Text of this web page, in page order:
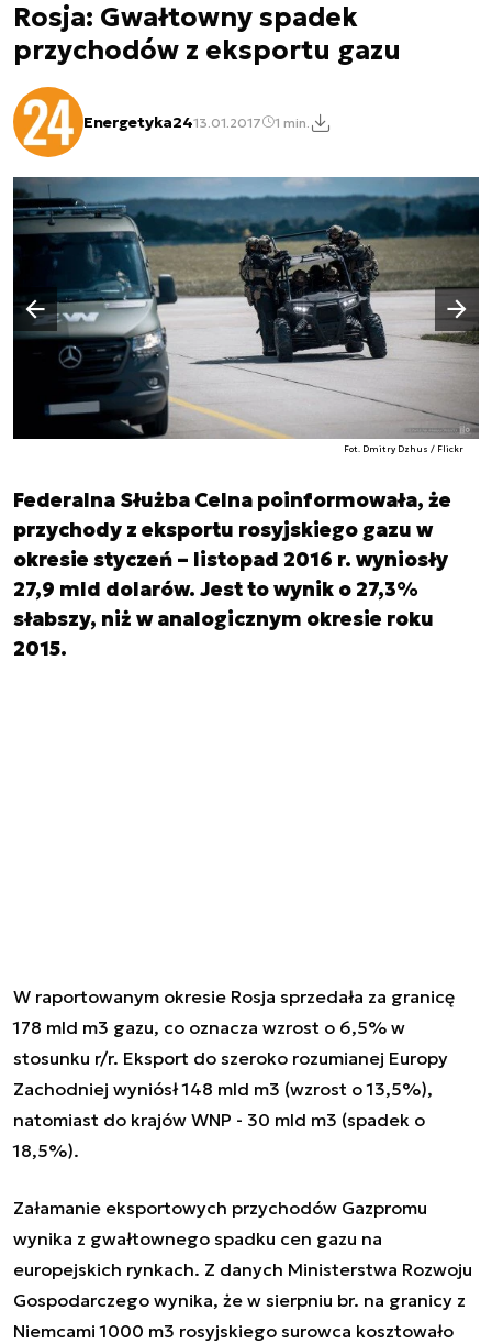
Rosja: Gwałtowny spadek
przychodów z eksportu gazu
Energetyka2413.01.2017 1 min.
Fot. Dmitry Dzhus / Flickr
Poprzedni slajd
Następny slajd
Federalna Służba Celna poinformowała, że
przychody z eksportu rosyjskiego gazu w
okresie styczeń – listopad 2016 r. wyniosły
27,9 mld dolarów. Jest to wynik o 27,3%
słabszy, niż w analogicznym okresie roku
2015.
W raportowanym okresie Rosja sprzedała za granicę
178 mld m3 gazu, co oznacza wzrost o 6,5% w
stosunku r/r. Eksport do szeroko rozumianej Europy
Zachodniej wyniósł 148 mld m3 (wzrost o 13,5%),
natomiast do krajów WNP - 30 mld m3 (spadek o
18,5%).
Załamanie eksportowych przychodów Gazpromu
wynika z gwałtownego spadku cen gazu na
europejskich rynkach. Z danych Ministerstwa Rozwoju
Gospodarczego wynika, że w sierpniu br. na granicy z
Niemcami 1000 m3 rosyjskiego surowca kosztowało